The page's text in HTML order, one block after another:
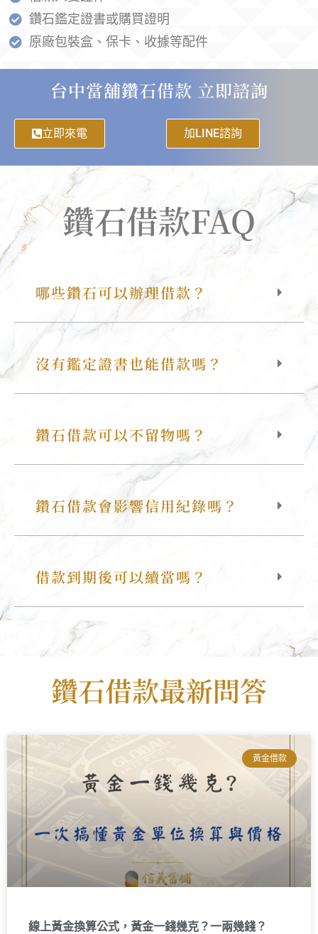
鑽石鑑定證書或購買證明
原廠包裝盒、保卡、收據等配件
台中當舖鑽石借款 立即諮詢
立即來電 加LINE諮詢
鑽石借款FAQ
哪些鑽石可以辦理借款？
沒有鑑定證書也能借款嗎？
鑽石借款可以不留物嗎？
鑽石借款會影響信用紀錄嗎？
借款到期後可以續當嗎？
鑽石借款最新問答
黃金借款
線上黃金換算公式，黃金一錢幾克？一兩幾錢？